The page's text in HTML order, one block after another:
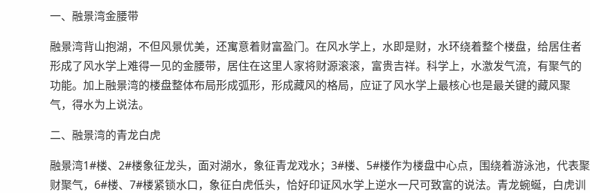
一、融景湾金腰带
融景湾背山抱湖，不但风景优美，还寓意着财富盈门。在风水学上，水即是财，水环绕着整个楼盘，给居住者
形成了风水学上难得一见的金腰带，居住在这里人家将财源滚滚，富贵吉祥。科学上，水激发气流，有聚气的
功能。加上融景湾的楼盘整体布局形成弧形，形成藏风的格局，应证了风水学上最核心也是最关键的藏风聚
气，得水为上说法。
二、融景湾的青龙白虎
融景湾1#楼、2#楼象征龙头，面对湖水，象征青龙戏水；3#楼、5#楼作为楼盘中心点，围绕着游泳池，代表聚
财聚气，6#楼、7#楼紧锁水口，象征白虎低头，恰好印证风水学上逆水一尺可致富的说法。青龙蜿蜒，白虎训